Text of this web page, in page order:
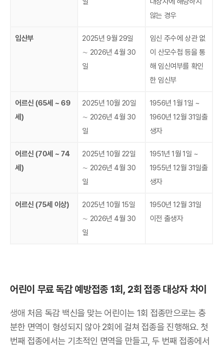
않는 경우
임산부
2025년 9월 29일
∼ 2026년 4월 30
일
임신 주수에 상관 없
이 산모수첩 등을 통
해 임신여부를 확인
한 임신부
어르신 (65세 ~ 69
세)
2025년 10월 20일
∼ 2026년 4월 30
일
1956년 1월 1일 ~
1960년 12월 31일출
생자
어르신 (70세 ~ 74
세)
2025년 10월 22일
∼ 2026년 4월 30
일
1951년 1월 1일 ~
1955년 12월 31일출
생자
어르신 (75세 이상)
2025년 10월 15일
∼ 2026년 4월 30
일
1950년 12월 31일
이전 출생자
어린이 무료 독감 예방접종 1회, 2회 접종 대상자 차이
생애 처음 독감 백신을 맞는 어린이는 1회 접종만으로는 충
분한 면역이 형성되지 않아 2회에 걸쳐 접종을 진행해요. 첫
번째 접종에서는 기초적인 면역을 만들고, 두 번째 접종에서